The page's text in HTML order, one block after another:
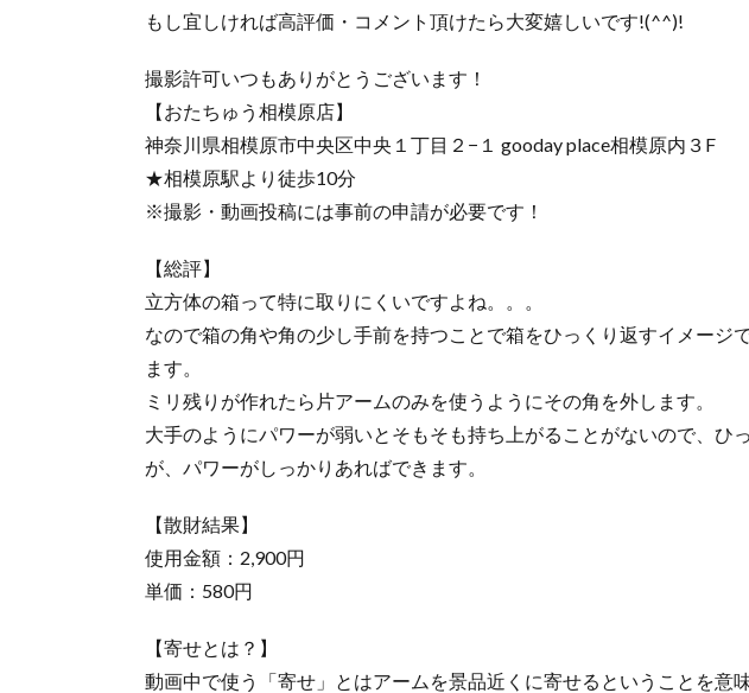
もし宜しければ高評価・コメント頂けたら大変嬉しいです!(^^)!
撮影許可いつもありがとうございます！
【おたちゅう相模原店】
神奈川県相模原市中央区中央１丁目２−１ gooday place相模原内３F
★相模原駅より徒歩10分
※撮影・動画投稿には事前の申請が必要です！
【総評】
立方体の箱って特に取りにくいですよね。。。
なので箱の角や角の少し手前を持つことで箱をひっくり返すイメージ
ます。
ミリ残りが作れたら片アームのみを使うようにその角を外します。
大手のようにパワーが弱いとそもそも持ち上がることがないので、ひ
が、パワーがしっかりあればできます。
【散財結果】
使用金額：2,900円
単価：580円
【寄せとは？】
動画中で使う「寄せ」とはアームを景品近くに寄せるということを意